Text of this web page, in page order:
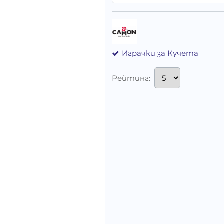
Играчки за Кучета
Рейтинг: